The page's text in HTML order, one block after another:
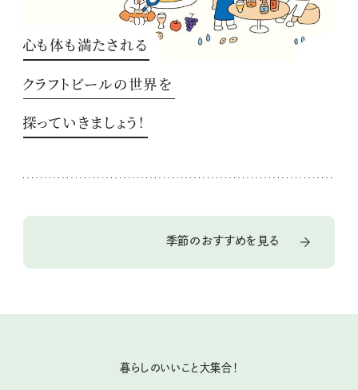
心も体も満たされる
クラフトビールの世界を
探っていきましょう！
季節のおすすめを見る
暮らしのいいこと大集合！